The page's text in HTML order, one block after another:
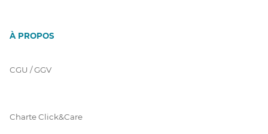
À PROPOS
CGU / GGV
Charte Click&Care